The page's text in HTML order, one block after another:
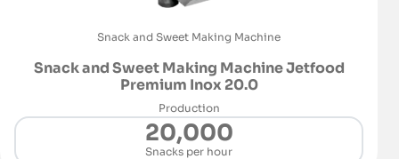
Snack and Sweet Making Machine
Snack and Sweet Making Machine Jetfood
Premium Inox 20.0
Production
20,000
Snacks per hour